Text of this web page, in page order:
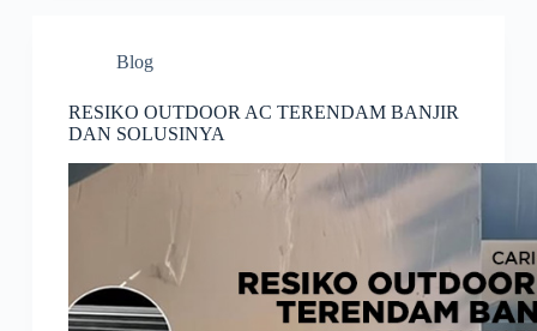
Blog
RESIKO OUTDOOR AC TERENDAM BANJIR
DAN SOLUSINYA